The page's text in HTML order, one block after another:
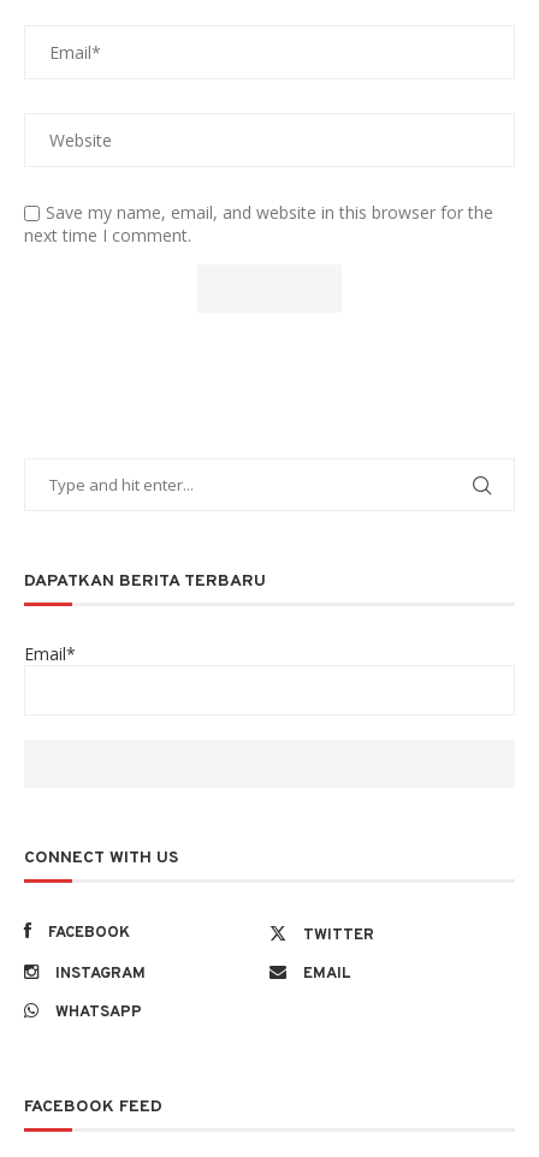
Save my name, email, and website in this browser for the
next time I comment.
DAPATKAN BERITA TERBARU
Email*
CONNECT WITH US
FACEBOOK
TWITTER
INSTAGRAM
EMAIL
WHATSAPP
FACEBOOK FEED